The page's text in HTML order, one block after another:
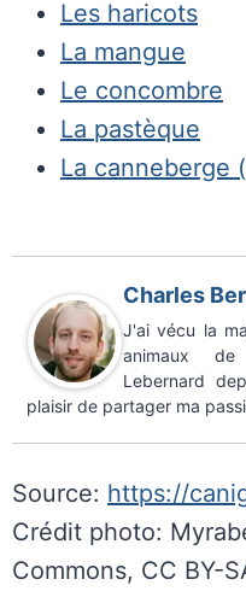
Les haricots
La mangue
Le concombre
La pastèque
La canneberge
Charles
J'ai vécu la
animaux de
Lebernard
plaisir de partager ma
Source: https://
Crédit photo:
Commons, CC BY-